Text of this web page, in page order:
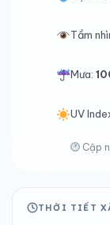
Tầm
Mưa:
UV
Cập
THỜI TIẾT